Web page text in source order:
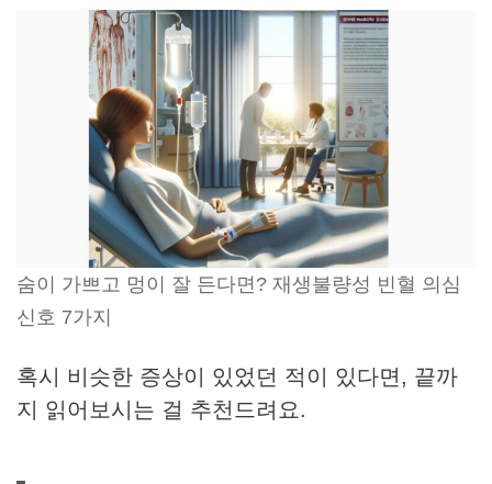
숨이 가쁘고 멍이 잘 든다면? 재생불량성 빈혈 의심
신호 7가지
혹시 비슷한 증상이 있었던 적이 있다면, 끝까
지 읽어보시는 걸 추천드려요.